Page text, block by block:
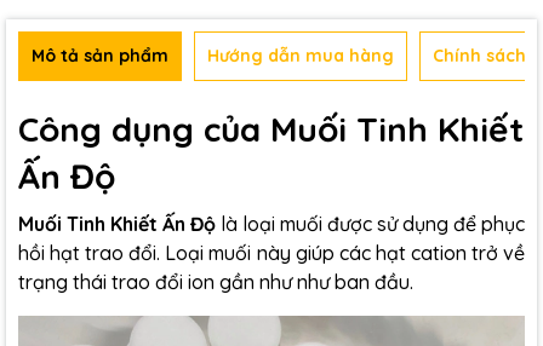
Mô tả sản phẩm Hướng dẫn mua hàng Chính sách
Công dụng của Muối Tinh Khiết
Ấn Độ
Muối Tinh Khiết Ấn Độ là loại muối được sử dụng để phục
hồi hạt trao đổi. Loại muối này giúp các hạt cation trở về
trạng thái trao đổi ion gần như như ban đầu.